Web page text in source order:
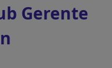
Gerente